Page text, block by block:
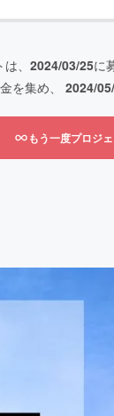
、 2024/03/25に
を集め、 2024/
もう一度プロジ